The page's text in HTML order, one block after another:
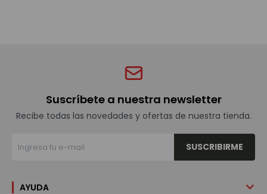
Suscríbete a nuestra newsletter
Recibe todas las novedades y ofertas de nuestra tienda.
SUSCRIBIRME
AYUDA